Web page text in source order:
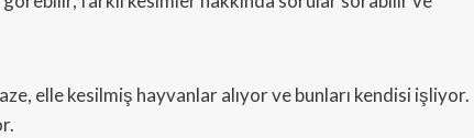
elle kesilmiş hayvanlar alıyor ve bunları kendisi işliyor.